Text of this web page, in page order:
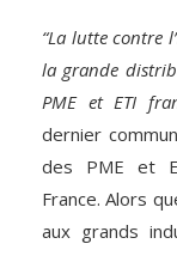
“La lutte contre
la grande
PME et ETI
dernier
des PME et
France. Alors
aux grands